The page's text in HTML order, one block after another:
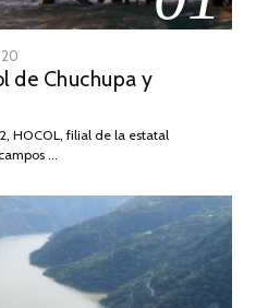
DE
2026
de Chuchupa y
HOCOL, filial de la estatal
…